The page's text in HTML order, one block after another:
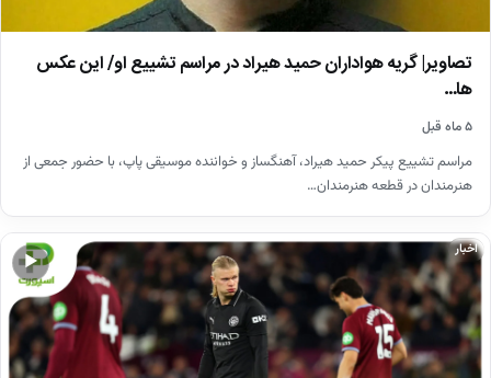
تصاویر| گریه هواداران حمید هیراد در مراسم تشییع او/ این عکس
ها…
۵ ماه قبل
مراسم تشییع پیکر حمید هیراد، آهنگساز و خواننده موسیقی پاپ، با حضور جمعی از
هنرمندان در قطعه هنرمندان…
▶
اخبار